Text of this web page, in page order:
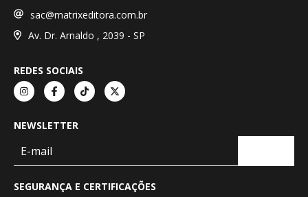
sac@matrixeditora.com.br
Av. Dr. Arnaldo , 2039 - SP
REDES SOCIAIS
NEWSLETTER
SEGURANÇA E CERTIFICAÇÕES